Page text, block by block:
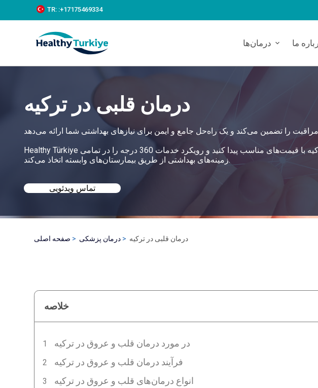
k
c
TR: :+‪17175469334‬
درمان‌ها ما
درمان قلبی در ترکیه
Healthy Türkiye به شما کمک می‌کند بهترین درمان قلبی را در ترکیه با قیمت‌های مناسب پیدا کنید و رویکرد خدمات 360 درجه را در تمامی
زمینه‌های بهداشتی از طریق بیمارستان‌های وابسته اتخاذ می‌کند.
تماس ویدئویی
صفحه اصلی درمان پزشکی درمان قلبی در ترکیه
خلاصه
در مورد درمان قلب و عروق در ترکیه
فرآیند درمان قلب و عروق در ترکیه
انواع درمان‌های قلب و عروق در ترکیه